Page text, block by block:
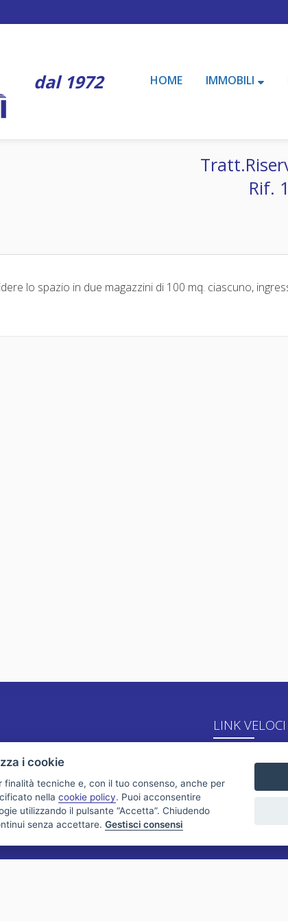
dal 1972 HOME IMMOBILI
Rif.
lo spazio in due magazzini di 100 mq. ciascuno,
LINK VELOCI
i cookie
finalità tecniche e, con il tuo consenso, anche per
nella cookie policy. Puoi acconsentire
utilizzando il pulsante “Accetta”. Chiudendo
senza accettare. Gestisci consensi